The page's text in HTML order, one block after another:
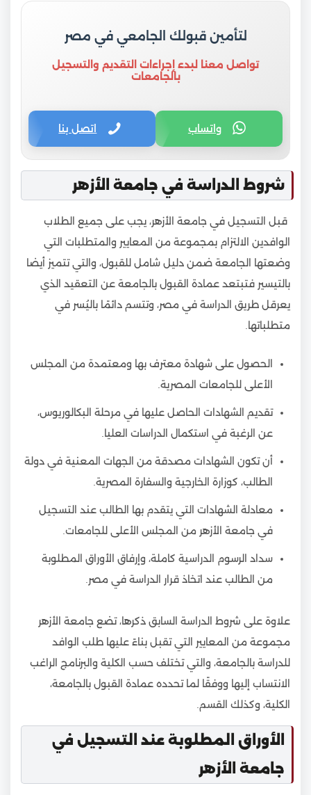
لتأمين قبولك الجامعي في مصر
تواصل معنا لبدء إجراءات التقديم والتسجيل
بالجامعات
واتساب اتصل بنا
شروط الدراسة في جامعة الأزهر
قبل التسجيل في جامعة الأزهر، يجب على جميع الطلاب
الوافدين الالتزام بمجموعة من المعايير والمتطلبات التي
وضعتها الجامعة ضمن دليل شامل للقبول، والتي تتميز أيضا
بالتيسير فتبتعد عمادة القبول بالجامعة عن التعقيد الذي
يعرقل طريق الدراسة في مصر، وتتسم دائمًا باليُسر في
متطلباتها.
الحصول على شهادة معترف بها ومعتمدة من المجلس
الأعلى للجامعات المصرية.
تقديم الشهادات الحاصل عليها في مرحلة البكالوريوس،
عن الرغبة في استكمال الدراسات العليا.
أن تكون الشهادات مصدقة من الجهات المعنية في دولة
الطالب، كوزارة الخارجية والسفارة المصرية.
معادلة الشهادات التي يتقدم بها الطالب عند التسجيل
في جامعة الأزهر من المجلس الأعلى للجامعات.
سداد الرسوم الدراسية كاملة، وإرفاق الأوراق المطلوبة
من الطالب عند اتخاذ قرار الدراسة في مصر.
علاوة على شروط الدراسة السابق ذكرها، تضع جامعة الأزهر
مجموعة من المعايير التي تقبل بناءً عليها طلب الوافد
للدراسة بالجامعة، والتي تختلف حسب الكلية والبرنامج الراغب
الانتساب إليها ووفقًا لما تحدده عمادة القبول بالجامعة،
الكلية، وكذلك القسم.
الأوراق المطلوبة عند التسجيل في
جامعة الأزهر